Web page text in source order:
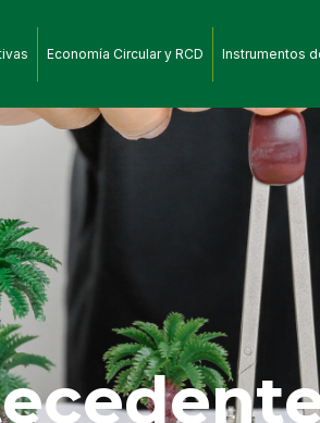
Economía Circular y RCD Instrumentos